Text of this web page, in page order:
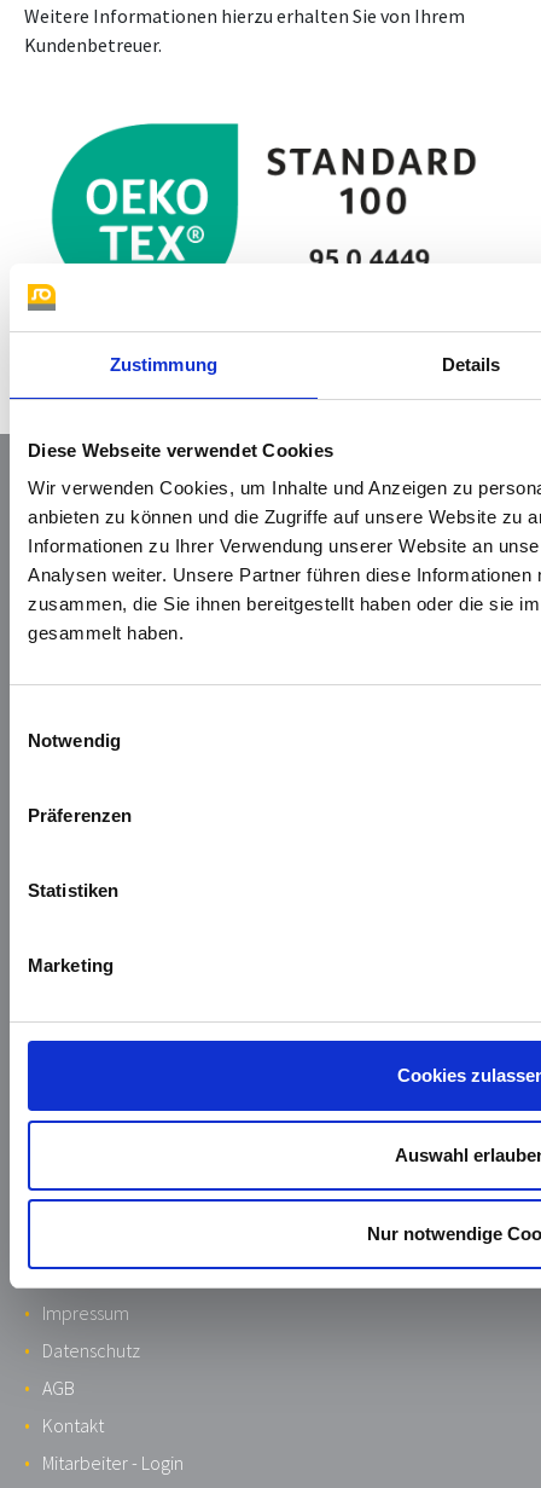
Zustimmung Details
Diese Webseite verwendet Cookies
Wir verwenden Cookies, um Inhalte und Anzeigen zu
anbieten zu können und die Zugriffe auf unsere Website zu
Informationen zu Ihrer Verwendung unserer Website an
Analysen weiter. Unsere Partner führen diese
zusammen, die Sie ihnen bereitgestellt haben oder die sie
gesammelt haben.
Notwendig
Präferenzen
Statistiken
Marketing
Cookies
Auswahl
Nur notwendige
Weitere Informationen hierzu erhalten Sie von Ihrem
Kundenbetreuer.
Im Lohgrunde 6
37308 Heilbad Heiligenstadt
E-Mail:
info@h-rv.de
Impressum
Datenschutz
AGB
Kontakt
Mitarbeiter - Login